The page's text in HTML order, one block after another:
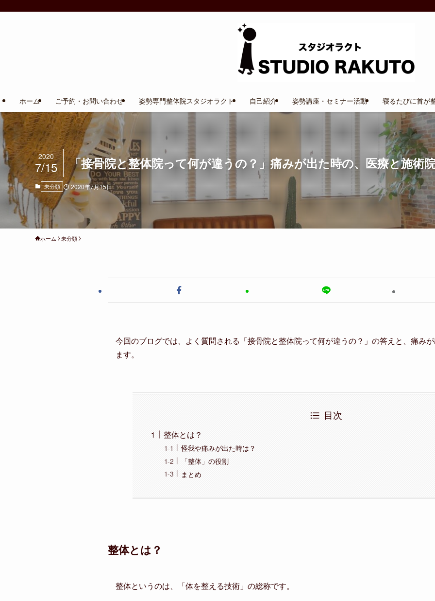
ホーム ご予約・お問い合わせ 姿勢専門整体院スタジオラクト 自己紹介 姿勢講座・セミナー活動 寝るたびに首が
「接骨院と整体院って何が違うの？」痛みが出た時の、医療と施術
2020
7/15
未分類 2020年7月15日
ホーム 未分類
今回のブログでは、よく質問される「接骨院と整体院って何が違うの？」の答えと、痛み
ます。
目次
整体とは？
怪我や痛みが出た時は？
「整体」の役割
まとめ
整体とは？
整体というのは、「体を整える技術」の総称です。